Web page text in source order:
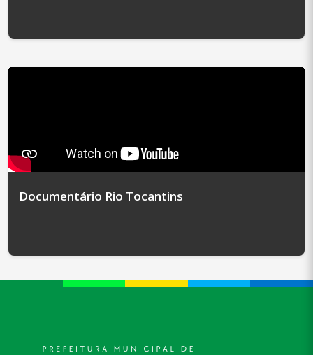
Documentário Rio Tocantins